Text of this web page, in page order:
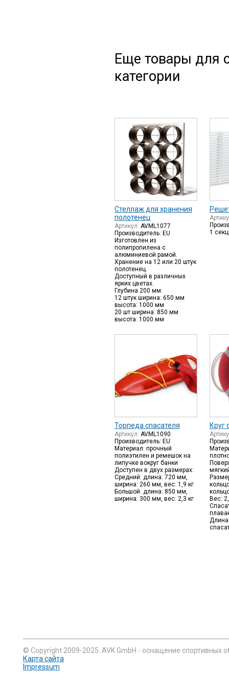
Еще товары для
категории
Стеллаж для хранения
полотенец
Артикул: AVML1077
Производитель: EU
Изготовлен из
полипропилена с
алюминиевой рамой.
Хранение на 12 или 20 штук
полотенец.
Доступный в различных
ярких цветах.
Глубина 200 мм.
12 штук ширина: 650 мм
высота: 1000 мм
20 шт ширина: 850 мм
высота: 1000 мм
1
Торпеда спасателя
Артикул: AVML1090
Производитель: EU
Материал: прочный
полиэтилен и ремешок на
липучке вокруг банки
Доступен в двух размерах:
Средний: длина: 720 мм,
ширина: 260 мм, вес: 1,9 кг
Большой: длина: 850 мм,
ширина: 300 мм, вес: 2,3 кг
Круг
Вес:
Длина
© Copyright 2009-2025. AVK GmbH - оснащение спортивных
Карта сайта
Impressum